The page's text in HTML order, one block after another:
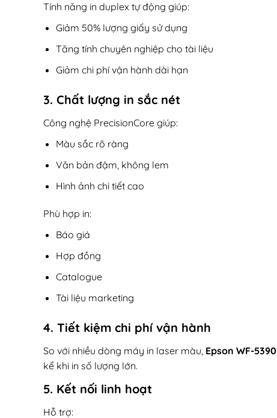
Tính năng in duplex tự động giúp:
Giảm 50% lượng giấy sử dụng
Tăng tính chuyên nghiệp cho tài liệu
Giảm chi phí vận hành dài hạn
3. Chất lượng in sắc nét
Công nghệ PrecisionCore giúp:
Màu sắc rõ ràng
Văn bản đậm, không lem
Hình ảnh chi tiết cao
Phù hợp in:
Báo giá
Hợp đồng
Catalogue
Tài liệu marketing
4. Tiết kiệm chi phí vận hành
So với nhiều dòng máy in laser màu, Epson WF-5390
kể khi in số lượng lớn.
5. Kết nối linh hoạt
Hỗ trợ: